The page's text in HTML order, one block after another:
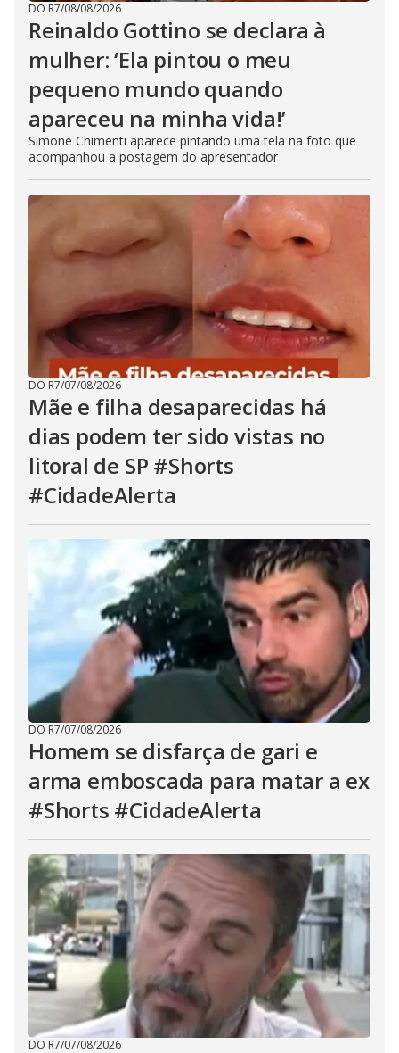
DO R7/08/08/2026
Reinaldo Gottino se declara à
mulher: ‘Ela pintou o meu
pequeno mundo quando
apareceu na minha vida!’
Simone Chimenti aparece pintando uma tela na foto que
acompanhou a postagem do apresentador
DO R7/07/08/2026
Mãe e filha desaparecidas há
dias podem ter sido vistas no
litoral de SP #Shorts
#CidadeAlerta
DO R7/07/08/2026
Homem se disfarça de gari e
arma emboscada para matar a ex
#Shorts #CidadeAlerta
DO R7/07/08/2026